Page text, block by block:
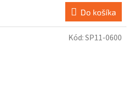
Do košíka
Kód:SP11-0600